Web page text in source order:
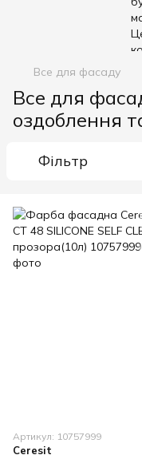
Все для фасаду
Все для
оздоблення
Фільтр
Артикул: 10757999
Ceresit